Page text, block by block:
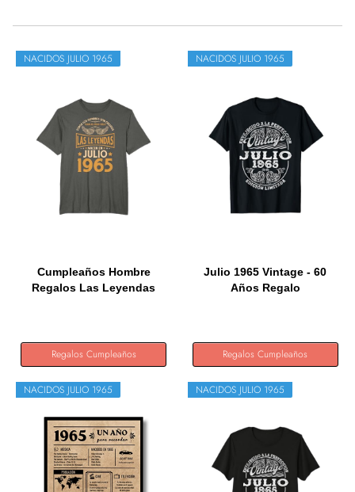
NACIDOS JULIO 1965
Cumpleaños Hombre
Regalos Las Leyendas
Regalos Cumpleaños
NACIDOS JULIO 1965
Julio 1965 Vintage - 60
Años Regalo
Regalos Cumpleaños
NACIDOS JULIO 1965 NACIDOS JULIO 1965